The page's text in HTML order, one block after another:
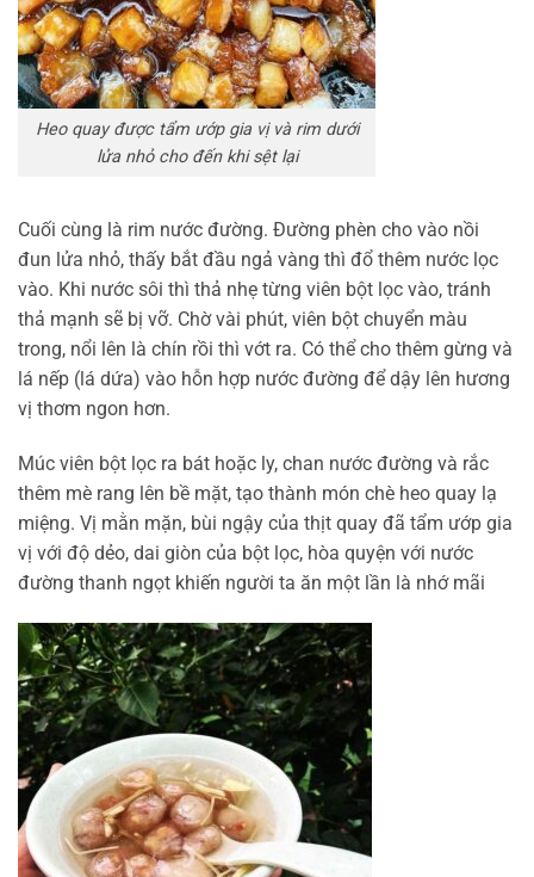
Heo quay được tẩm ướp gia vị và rim dưới
lửa nhỏ cho đến khi sệt lại
Cuối cùng là rim nước đường. Đường phèn cho vào nồi
đun lửa nhỏ, thấy bắt đầu ngả vàng thì đổ thêm nước lọc
vào. Khi nước sôi thì thả nhẹ từng viên bột lọc vào, tránh
thả mạnh sẽ bị vỡ. Chờ vài phút, viên bột chuyển màu
trong, nổi lên là chín rồi thì vớt ra. Có thể cho thêm gừng và
lá nếp (lá dứa) vào hỗn hợp nước đường để dậy lên hương
vị thơm ngon hơn.
Múc viên bột lọc ra bát hoặc ly, chan nước đường và rắc
thêm mè rang lên bề mặt, tạo thành món chè heo quay lạ
miệng. Vị mằn mặn, bùi ngậy của thịt quay đã tẩm ướp gia
vị với độ dẻo, dai giòn của bột lọc, hòa quyện với nước
đường thanh ngọt khiến người ta ăn một lần là nhớ mãi